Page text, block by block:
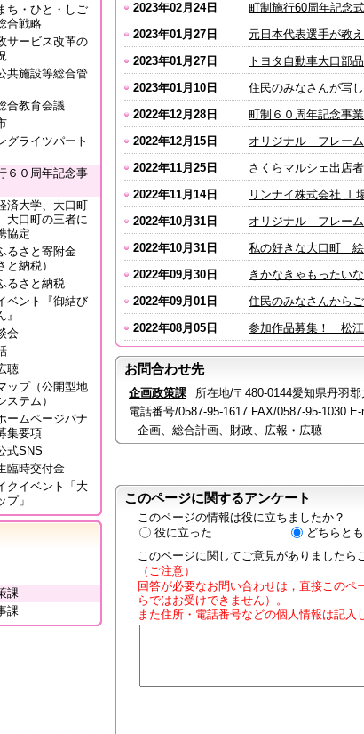
ち・ひと・しご
合戦略
サービス改革の
共施設等総合管
合教育会議
グライツパート
６０周年記念事
済大学、大口町
大口町の三者に
協定
るさと寄附金
と納税）
るさと納税
ベント『御結び
会
聴
ップ（公開型地
ステム）
ームページバナ
集要項
式SNS
臨時交付金
クイベント「大
プ」
課
課
2023年02月24日
町制施行60周年記念
2023年01月27日
元日本代表選手が教
2023年01月27日
トヨタ自動車大口部
2023年01月10日
住民のみなさんが写
2022年12月28日
町制６０周年記念事
2022年12月15日
オリジナル フレーム
2022年11月25日
さくらマルシェ出店
2022年11月14日
リンナイ株式会社 工
2022年10月31日
オリジナル フレーム
2022年10月31日
私の好きな大口町
2022年09月30日
きかなきゃもったい
2022年09月01日
住民のみなさんから
2022年08月05日
参加作品募集！ 松江
お問合わせ先
企画政策課
所在地/〒480-0144愛知県丹羽
電話番号/0587-95-1617 FAX/0587-95-1030
企画、総合計画、財政、広報・広聴
このページに関するアンケート
このページの情報は役に立ちましたか？
役に立った
どちらと
このページに関してご意見がありましたら
（ご注意）
回答が必要なお問い合わせは，直接この
らではお受けできません）。
また住所・電話番号などの個人情報は記入